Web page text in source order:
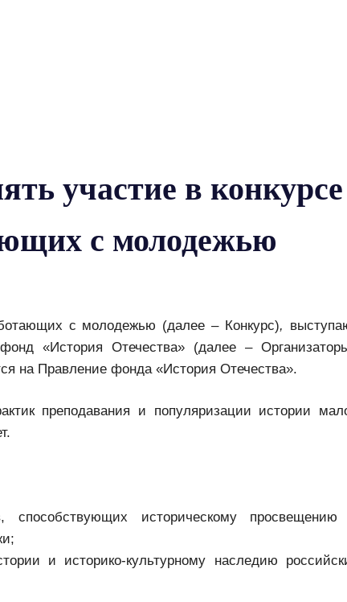
участие в конкурсе
с молодежью
с молодежью (далее – Конкурс),
«История Отечества» (далее –
на Правление фонда «История Отечества».
преподавания и популяризации истории
способствующих историческому
и историко-культурному наследию